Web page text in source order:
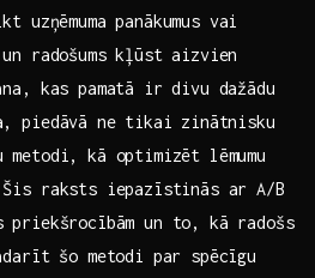
uzņēmuma panākumus ‌vai‌
radošums kļūst aizvien​
kas pamatā‍ ir divu dažādu
‌piedāvā ⁤ne tikai zinātnisku
kā optimizēt lēmumu
Šis raksts iepazīstinās ar A/B
un to, kā radošs
šo metodi par​ spēcīgu